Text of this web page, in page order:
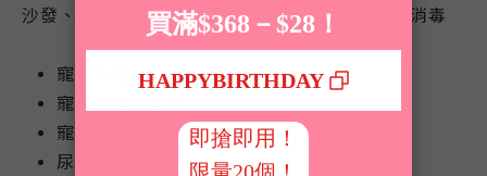
沙發、寵物尿液、分泌物、排泄物、除臭、空間消毒
寵物
寵物用品 / 玩具
寵物車 / 籠
尿味除臭